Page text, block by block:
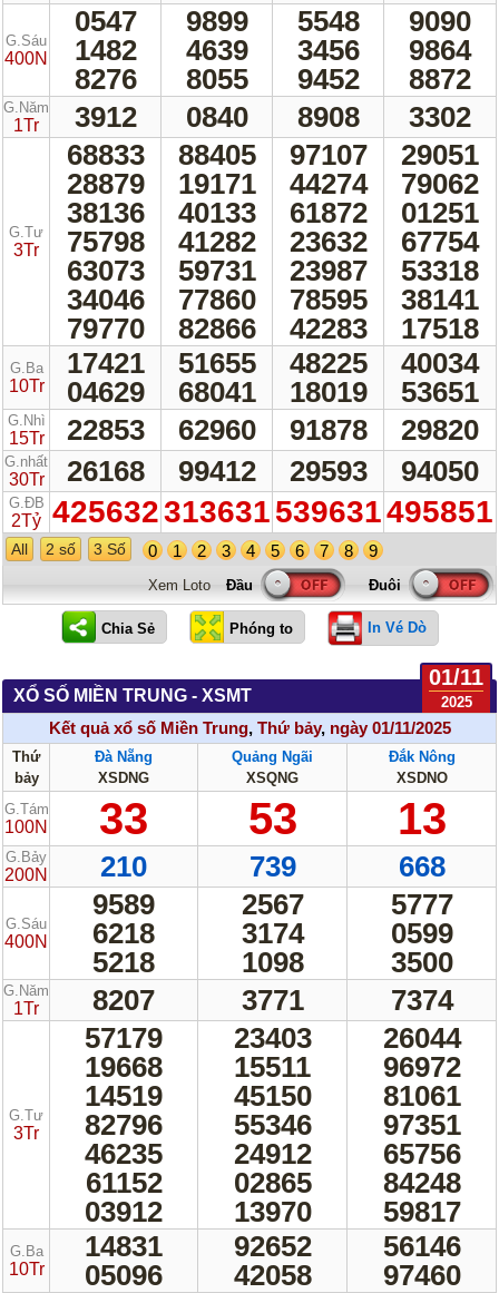
G.Sáu
400N
0547
1482
8276
9899
4639
8055
5548
3456
9452
9090
9864
8872
G.Năm
1Tr 3912 0840 8908 3302
G.Tư
3Tr
68833
28879
38136
75798
63073
34046
79770
88405
19171
40133
41282
59731
77860
82866
97107
44274
61872
23632
23987
78595
42283
29051
79062
01251
67754
53318
38141
17518
G.Ba
10Tr
17421
04629
51655
68041
48225
18019
40034
53651
G.Nhì
15Tr 22853 62960 91878 29820
G.nhất
30Tr 26168 99412 29593 94050
G.ĐB
2Tỷ 425632313631539631495851
All 2 số 3 Số 0 1 2 3 4 5 6 7 8 9
Xem Loto
In Vé Dò
XỔ SỐ MIỀN TRUNG - XSMT
01/11
2025
Kết quả xổ số Miền Trung, Thứ bảy, ngày 01/11/2025
Thứ
bảy
Đà Nẵng
XSDNG
Quảng Ngãi
XSQNG
Đắk Nông
XSDNO
G.Tám
100N 33 53 13
G.Bảy
200N 210 739 668
G.Sáu
400N
9589
6218
5218
2567
3174
1098
5777
0599
3500
G.Năm
1Tr 8207 3771 7374
G.Tư
3Tr
57179
19668
14519
82796
46235
61152
03912
23403
15511
45150
55346
24912
02865
13970
26044
96972
81061
97351
65756
84248
59817
G.Ba
10Tr
14831
05096
92652
42058
56146
97460